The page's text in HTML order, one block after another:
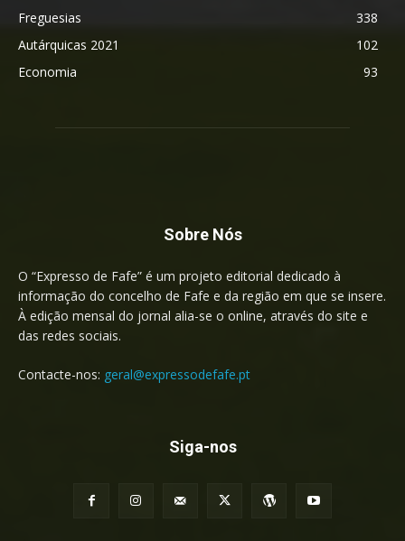
Freguesias
338
Autárquicas 2021
102
Economia
93
Sobre Nós
O “Expresso de Fafe” é um projeto editorial dedicado à
informação do concelho de Fafe e da região em que se insere.
À edição mensal do jornal alia-se o online, através do site e
das redes sociais.
Contacte-nos: geral@expressodefafe.pt
Siga-nos